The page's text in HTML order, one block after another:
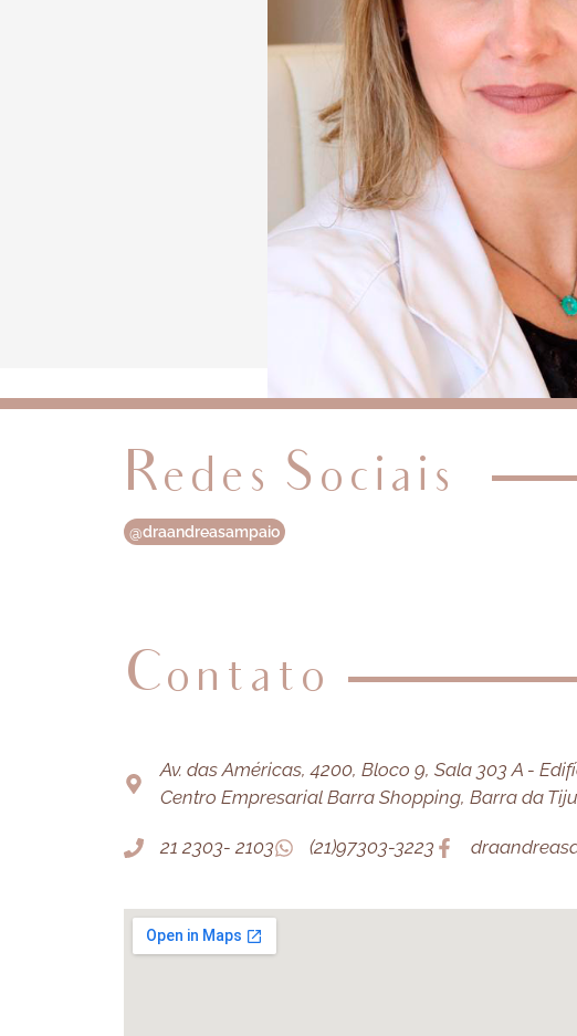
Redes Sociais
@draandreasampaio
Contato
Av. das Américas, 4200, Bloco 9, Sala 303 A -
Centro Empresarial Barra Shopping, Barra da
21 2303- 2103 (21)97303-3223